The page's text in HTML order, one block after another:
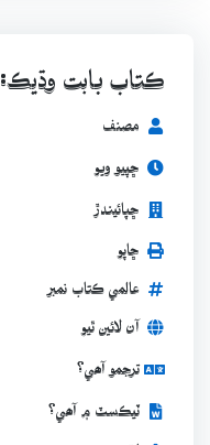
ڪتاب بابت وڌيڪ:
مصنف
ڇپيو ويو
ڇپائيندڙ
ڇاپو
عالمي ڪتاب نمبر
آن لائين ٿيو
ترجمو آھي؟
ٽيڪسٽ ۾ آھي؟